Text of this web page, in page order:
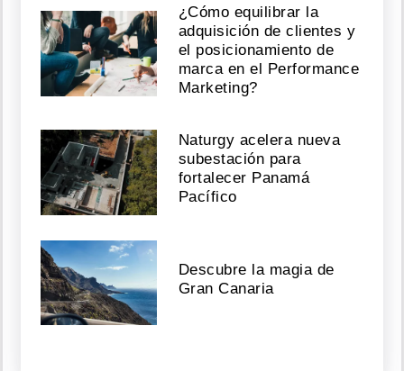
¿Cómo equilibrar la
adquisición de clientes y
el posicionamiento de
marca en el Performance
Marketing?
Naturgy acelera nueva
subestación para
fortalecer Panamá
Pacífico
Descubre la magia de
Gran Canaria